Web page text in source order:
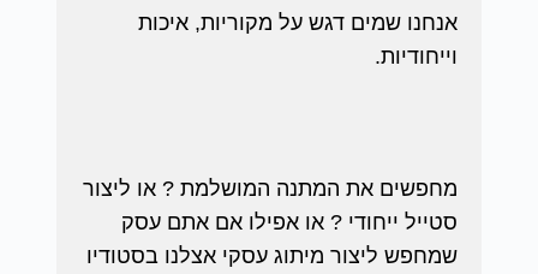
אנחנו שמים דגש על מקוריות, איכות
וייחודיות.
מחפשים את המתנה המושלמת ? או ליצור
סטייל ייחודי ? או אפילו אם אתם עסק
שמחפש ליצור מיתוג עסקי אצלנו בסטודיו